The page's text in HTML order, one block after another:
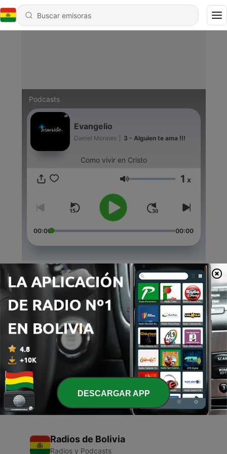
Podcasts
Evangelio
Daniel Morales 3 - Alguien te ama !!!
Como vivir en Cristo
Volumen 1 x
00:00 00:00
Episodios
Alguien te ama !!!
29 jun. 2021
- Evangelio
28 jun. 2021
1 - Tienes algo valioso en ti!!!
28 jun. 2021
Radios de Bolivia
Radios y Podcasts
DESCARGAR APP